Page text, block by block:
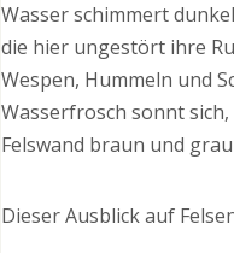
Wasser schimmert
die hier ungestört ihre
Wespen, Hummeln und
Wasserfrosch sonnt
Felswand braun und
Dieser Ausblick auf